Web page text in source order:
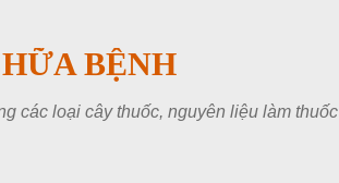
BỆNH
các loại cây thuốc, nguyên liệu làm thuốc